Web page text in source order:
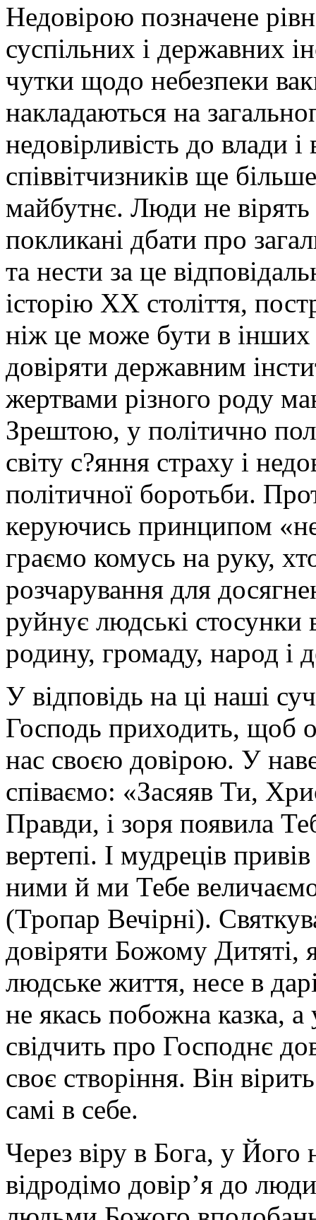
Недовірою позначене
суспільних і державних
чутки щодо небезпеки
накладаються на
недовірливість до
співвітчизників ще
майбутнє. Люди не вірять
покликані дбати про
та нести за це
історію ХХ століття,
ніж це може бути в інших
довіряти державним
жертвами різного роду
Зрештою, у політично
світу с?яння страху і
політичної боротьби.
керуючись принципом
граємо комусь на руку,
розчарування для
руйнує людські стосунки
родину, громаду, народ і
У відповідь на ці наші
Господь приходить, щоб
нас своєю довірою. У
співаємо: «Засяяв Ти,
Правди, і зоря появила
вертепі. І мудреців
ними й ми Тебе
(Тропар Вечірні).
довіряти Божому Дитяті,
людське життя, несе в
не якась побожна казка, а
свідчить про Господнє
своє створіння. Він
самі в себе.
Через віру в Бога, у
відродімо довір’я до